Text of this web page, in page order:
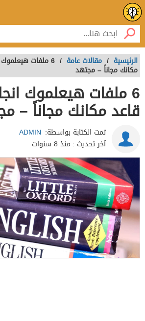
الرئيسية / مقالات عامة / 6 ملفات
مكانك مجاناً – مجتهد
6 ملفات هيعلموك
قاعد مكانك مجاناً –
تمت الكتابة بواسطة: ADMIN
آخر تحديث : منذ 8 سنوات